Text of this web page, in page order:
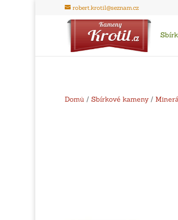
robert.krotil@seznam.cz
Domů / Sbírkové kameny /